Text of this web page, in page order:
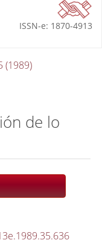
ISSN-e: 1870-4913
(1989)
de lo